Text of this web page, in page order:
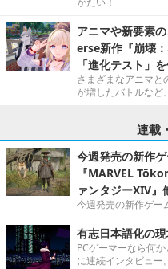
アニマや新要素
erse新作『崩壊
「進化テスト」
さまざまなアニマと
が増したバトルなど
連載
今週発売の新作
『MARVEL
ァンタジーXIV』
今週発売の新作ゲー
有志日本語化の
PCゲーマーなら何
に連続インタビュー。